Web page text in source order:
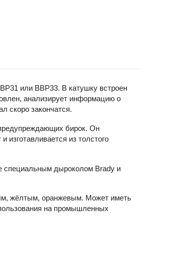
или BBP33. В катушку встроен
анализирует информацию о
скоро закончатся.
бирок. Он
из толстого
специальным дыроколом Brady и
жёлтым, оранжевым. Может иметь
на промышленных